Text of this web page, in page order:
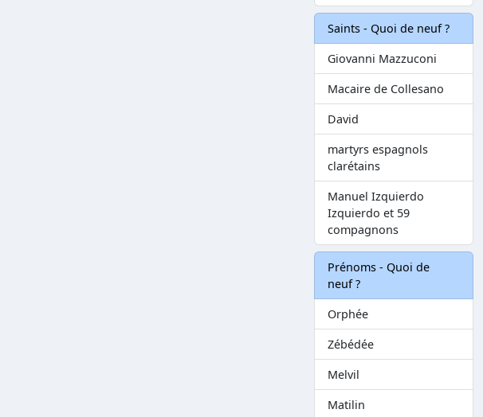
Saints - Quoi de neuf ?
Giovanni Mazzuconi
Macaire de Collesano
David
martyrs espagnols
clarétains
Manuel Izquierdo
Izquierdo et 59
compagnons
Prénoms - Quoi de
neuf ?
Orphée
Zébédée
Melvil
Matilin